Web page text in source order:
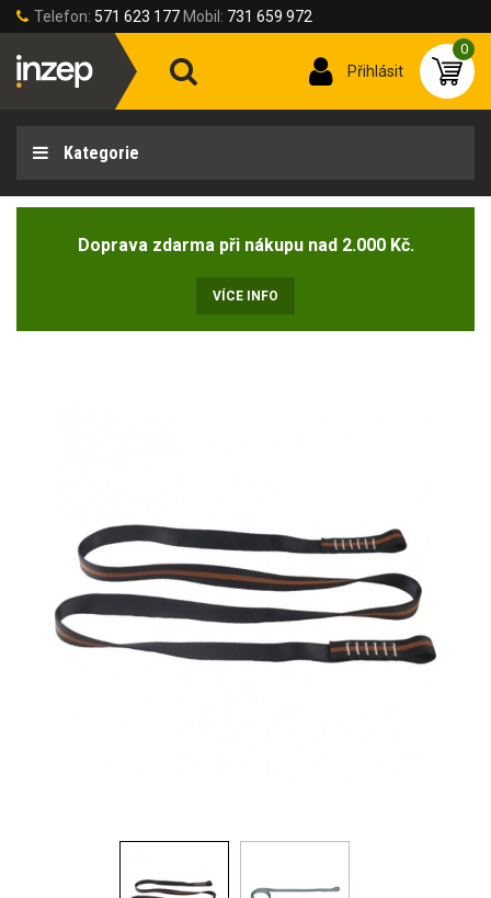
Telefon: 571 623 177 Mobil: 731 659 972
Přihlásit
0
Kategorie
Doprava zdarma při nákupu nad 2.000 Kč.
VÍCE INFO